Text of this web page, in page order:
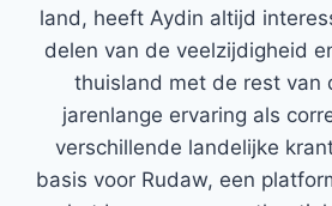
land, heeft Aydin altijd
delen van de veelzijdigheid
thuisland met de rest van
jarenlange ervaring als
verschillende landelijke
basis voor Rudaw, een